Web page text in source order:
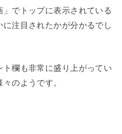
でトップに表示されている
注目されたかが分かるでし
欄も非常に盛り上がってい
のようです。